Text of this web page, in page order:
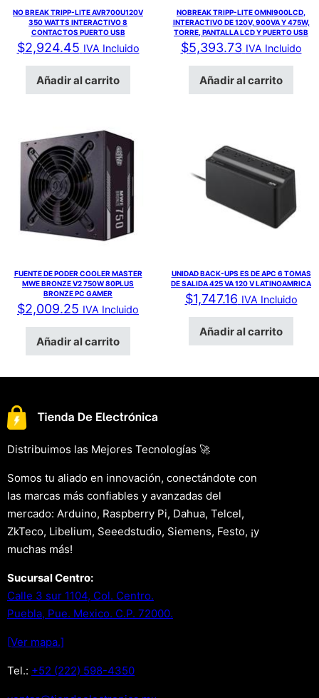
NO BREAK TRIPP-LITE AVR700U120V
350 WATTS INTERACTIVO 8
CONTACTOS PUERTO USB
$2,924.45 IVA Incluido
Añadir al carrito
NOBREAK TRIPP-LITE OMNI900LCD,
INTERACTIVO DE 120V, 900VA Y 475W,
TORRE, PANTALLA LCD Y PUERTO USB
$5,393.73 IVA Incluido
Añadir al carrito
FUENTE DE PODER COOLER MASTER
MWE BRONZE V2 750W 80PLUS
BRONZE PC GAMER
$2,009.25 IVA Incluido
Añadir al carrito
UNIDAD BACK-UPS ES DE APC 6 TOMAS
DE SALIDA 425 VA 120 V LATINOAMRICA
$1,747.16 IVA Incluido
Añadir al carrito
Distribuimos las Mejores Tecnologías 🚀
Somos tu aliado en innovación, conectándote con
las marcas más confiables y avanzadas del
mercado: Arduino, Raspberry Pi, Dahua, Telcel,
ZkTeco, Libelium, Seeedstudio, Siemens, Festo, ¡y
muchas más!
Sucursal Centro:
Calle 3 sur 1104, Col. Centro.
Puebla, Pue. Mexico. C.P. 72000.
[Ver mapa.]
Tel.: +52 (222) 598-4350